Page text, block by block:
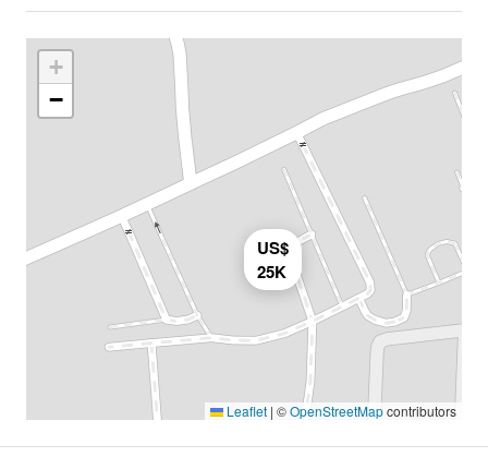
US$
25K
+
−
Leaflet | ©OpenStreetMapcontributors